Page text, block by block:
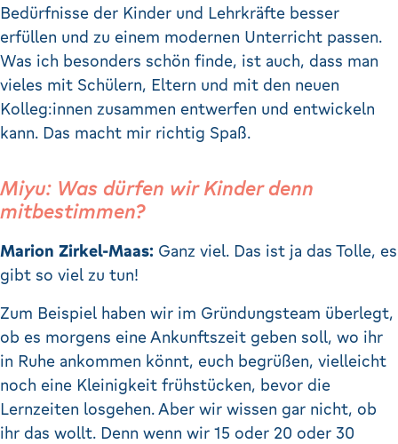
Bedürfnisse der Kinder und Lehrkräfte besser
erfüllen und zu einem modernen Unterricht passen.
Was ich besonders schön finde, ist auch, dass man
vieles mit Schülern, Eltern und mit den neuen
Kolleg:innen zusammen entwerfen und entwickeln
kann. Das macht mir richtig Spaß.
Miyu: Was dürfen wir Kinder denn
mitbestimmen?
Marion Zirkel-Maas: Ganz viel. Das ist ja das Tolle, es
gibt so viel zu tun!
Zum Beispiel haben wir im Gründungsteam überlegt,
ob es morgens eine Ankunftszeit geben soll, wo ihr
in Ruhe ankommen könnt, euch begrüßen, vielleicht
noch eine Kleinigkeit frühstücken, bevor die
Lernzeiten losgehen. Aber wir wissen gar nicht, ob
ihr das wollt. Denn wenn wir 15 oder 20 oder 30